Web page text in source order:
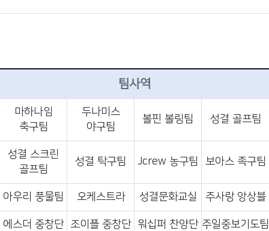
팀사역
마하나임
축구팀
두나미스
야구팀
볼핀 볼링팀 성결 골프팀
성결 스크린
골프팀
성결 탁구팀 Jcrew 농구팀 보아스 족구팀
아우리 풍물팀 오케스트라 성결문화교실 주사랑 앙상블
에스더 중창단 조이플 중창단 워십퍼 찬양단 주일중보기도팀